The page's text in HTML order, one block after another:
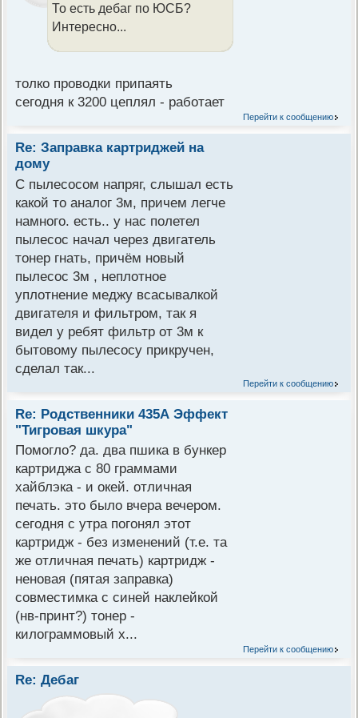
То есть дебаг по ЮСБ?
Интересно...
толко проводки припаять
сегодня к 3200 цеплял - работает
Перейти к сообщению
Re: Заправка картриджей на
дому
С пылесосом напряг, слышал есть
какой то аналог 3м, причем легче
намного. есть.. у нас полетел
пылесос начал через двигатель
тонер гнать, причём новый
пылесос 3м , неплотное
уплотнение меджу всасывалкой
двигателя и фильтром, так я
видел у ребят фильтр от 3м к
бытовому пылесосу прикручен,
сделал так...
Перейти к сообщению
Re: Родственники 435А Эффект
"Тигровая шкура"
Помогло? да. два пшика в бункер
картриджа с 80 граммами
хайблэка - и окей. отличная
печать. это было вчера вечером.
сегодня с утра погонял этот
картридж - без изменений (т.е. та
же отличная печать) картридж -
неновая (пятая заправка)
совместимка с синей наклейкой
(нв-принт?) тонер -
килограммовый х...
Перейти к сообщению
Re: Дебаг